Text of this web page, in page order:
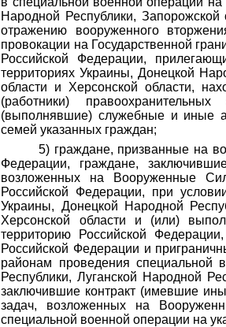
Народной Республики,
отражению вооруженного
провокации на Государственной
Российской Федерации,
территориях Украины, Донецкой
области и Херсонской области,
(работники)
(выполнявшие) служебные и иные
семей указанных граждан;
5) граждане, призванные на
Федерации, граждане,
возложенных на Вооруженные
Российской Федерации, при
Украины, Донецкой Народной
Херсонской области и (или)
территорию Российской
Российской Федерации и
районам проведения специальной
Республики, Луганской Народной
заключившие контракт (имевшие
задач, возложенных на
специальной военной операции на